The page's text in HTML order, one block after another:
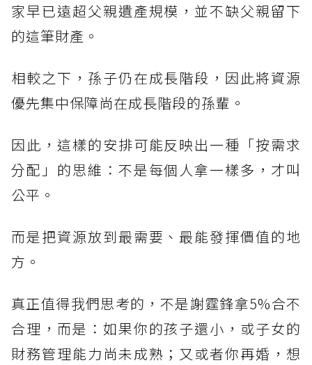
家早已遠超父親遺產規模，並不缺父親留下
的這筆財產。
相較之下，孫子仍在成長階段，因此將資源
優先集中保障尚在成長階段的孫輩。
因此，這樣的安排可能反映出一種「按需求
分配」的思維：不是每個人拿一樣多，才叫
公平。
而是把資源放到最需要、最能發揮價值的地
方。
真正值得我們思考的，不是謝霆鋒拿5%合不
合理，而是：如果你的孩子還小，或子女的
財務管理能力尚未成熟；又或者你再婚，想